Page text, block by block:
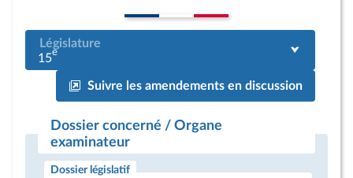
Législature
15e
Suivre les amendements en discussion
Dossier concerné / Organe
examinateur
Dossier législatif